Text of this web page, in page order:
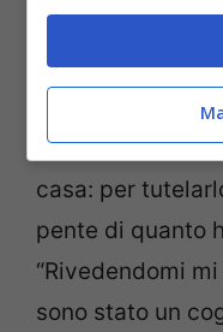
numero di
chiamandolo gli
Ma te vuoi
genitori lo
casa: per
pente di quanto
“Rivedendomi
sono stato un